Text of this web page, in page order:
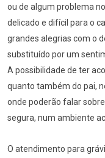
ou de algum problema
delicado e difícil para o
grandes alegrias com o
substituído por um
A possibilidade de ter
quanto também do pai,
onde poderão falar
segura, num ambiente
O atendimento para